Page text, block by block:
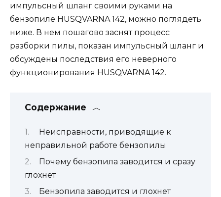
импульсный шланг своими руками на
бензопиле HUSQVARNA 142, можно поглядеть
ниже. В нем пошагово заснят процесс
разборки пилы, показан импульсный шланг и
обсуждены последствия его неверного
функционирования HUSQVARNA 142.
Содержание
Неисправности, приводящие к
неправильной работе бензопилы
Почему бензопила заводится и сразу
глохнет
Бензопила заводится и глохнет